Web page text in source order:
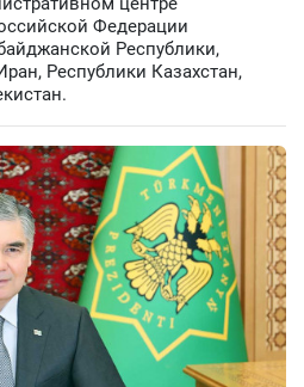
Федерации
Республики,
Республики Казахстан,